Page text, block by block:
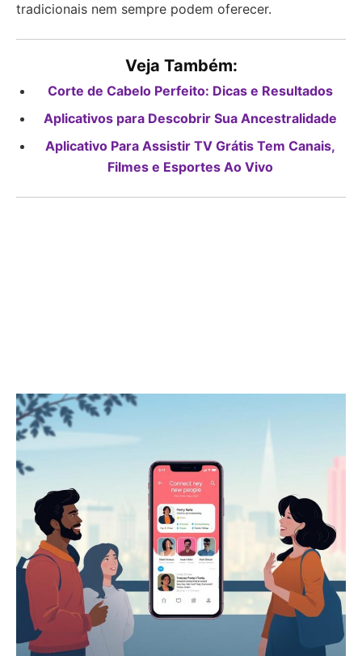
tradicionais nem sempre podem oferecer.
Veja Também:
Corte de Cabelo Perfeito: Dicas e Resultados
Aplicativos para Descobrir Sua Ancestralidade
Aplicativo Para Assistir TV Grátis Tem Canais,
Filmes e Esportes Ao Vivo